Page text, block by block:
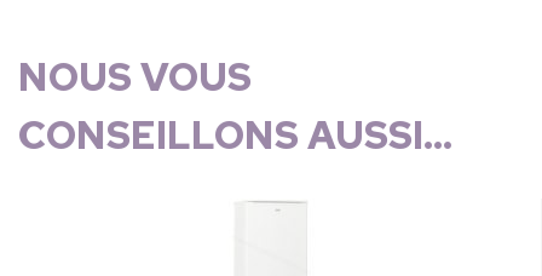
NOUS VOUS
CONSEILLONS AUSSI...